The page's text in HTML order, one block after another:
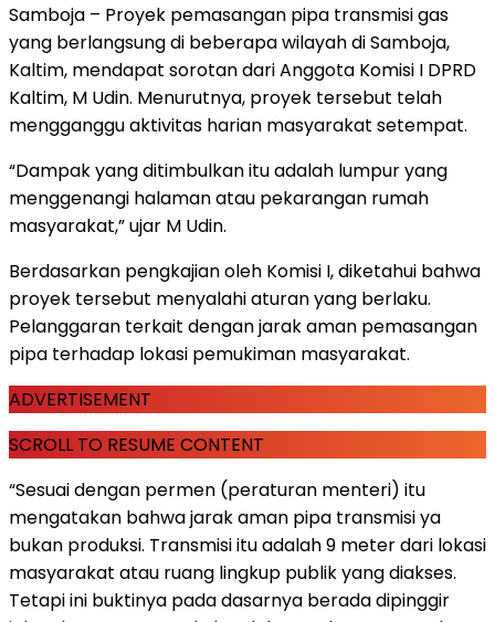
Samboja – Proyek pemasangan pipa transmisi gas
yang berlangsung di beberapa wilayah di Samboja,
Kaltim, mendapat sorotan dari Anggota Komisi I DPRD
Kaltim, M Udin. Menurutnya, proyek tersebut telah
mengganggu aktivitas harian masyarakat setempat.
“Dampak yang ditimbulkan itu adalah lumpur yang
menggenangi halaman atau pekarangan rumah
masyarakat,” ujar M Udin.
Berdasarkan pengkajian oleh Komisi I, diketahui bahwa
proyek tersebut menyalahi aturan yang berlaku.
Pelanggaran terkait dengan jarak aman pemasangan
pipa terhadap lokasi pemukiman masyarakat.
ADVERTISEMENT
SCROLL TO RESUME CONTENT
“Sesuai dengan permen (peraturan menteri) itu
mengatakan bahwa jarak aman pipa transmisi ya
bukan produksi. Transmisi itu adalah 9 meter dari lokasi
masyarakat atau ruang lingkup publik yang diakses.
Tetapi ini buktinya pada dasarnya berada dipinggir